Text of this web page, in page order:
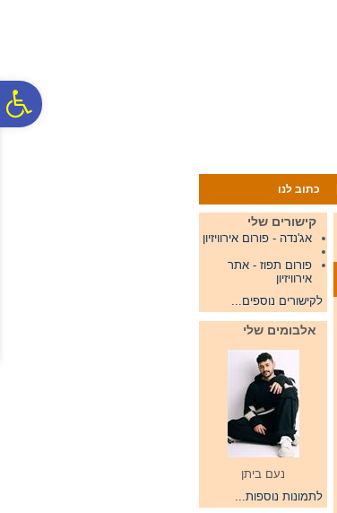
כתוב לנו
קישורים שלי
אג'נדה - פורום אירוויזיון
פורום תפוז - אתר
אירוויזיון
לקישורים נוספים...
אלבומים שלי
נעם ביתן
לתמונות נוספות...